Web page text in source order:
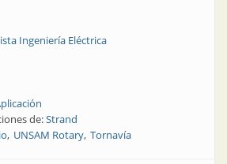
Ingeniería Eléctrica
de:Strand
UNSAM Rotary Tornavía